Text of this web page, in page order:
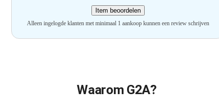
Item beoordelen
Alleen ingelogde klanten met minimaal 1 aankoop kunnen een review schrijven
Waarom G2A?